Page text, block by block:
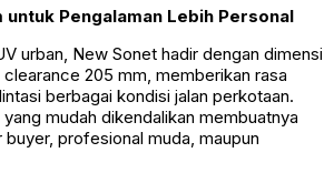
untuk Pengalaman Lebih Personal
urban, New Sonet hadir dengan dimensi
205 mm, memberikan rasa
berbagai kondisi jalan perkotaan.
mudah dikendalikan membuatnya
profesional muda, maupun